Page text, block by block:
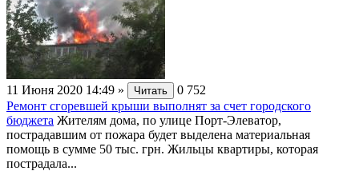
11 Июня 2020 14:49 » Читать 0 752
Ремонт сгоревшей крыши выполнят за счет городского
бюджета Жителям дома, по улице Порт-Элеватор,
пострадавшим от пожара будет выделена материальная
помощь в сумме 50 тыс. грн. Жильцы квартиры, которая
пострадала...